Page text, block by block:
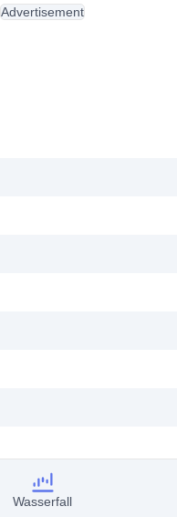
Advertisement
Wasserfall